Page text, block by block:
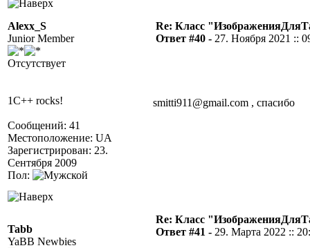
Alexx_S
Junior Member
Отсутствует
1C++ rocks!
Сообщений: 41
Местоположение: UA
Зарегистрирован: 23.
Сентября 2009
Пол:
Re: Класс
Ответ #40 - 27. Ноября 2021 ::
smitti911@gmail.com , спасибо
Tabb
YaBB Newbies
Re: Класс
Ответ #41 - 29. Марта 2022 ::